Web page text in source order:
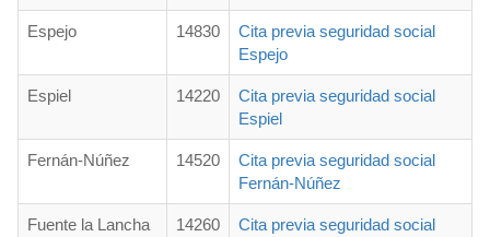
Espejo 14830
Cita previa seguridad social
Espejo
Espiel 14220
Cita previa seguridad social
Espiel
Fernán-Núñez 14520
Cita previa seguridad social
Fernán-Núñez
Fuente la Lancha 14260
Cita previa seguridad social